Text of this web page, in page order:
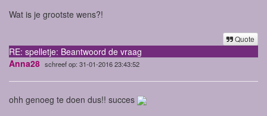
Wat is je grootste wens?!
Quote
RE: spelletje: Beantwoord de vraag
Anna28 schreef op: 31-01-2016 23:43:52
ohh genoeg te doen dus!! succes